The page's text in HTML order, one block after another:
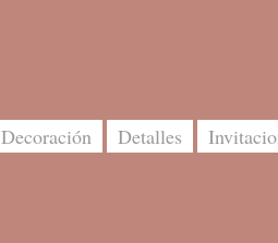
Decoración Detalles